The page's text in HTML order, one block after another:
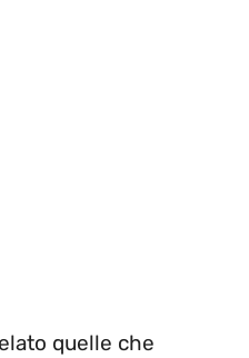
quelle che